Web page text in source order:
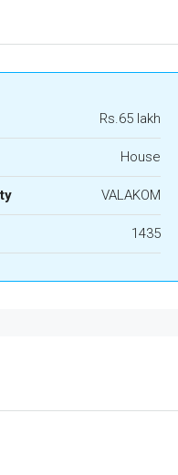
Rs.65 lakh
House
VALAKOM
1435